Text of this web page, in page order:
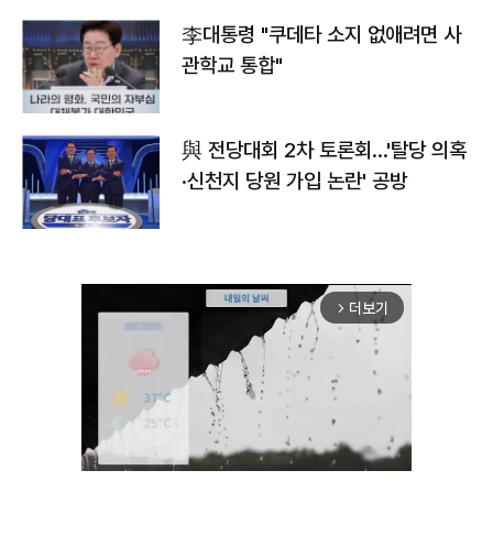
李대통령 "쿠데타 소지 없애려면 사
관학교 통합"
與 전당대회 2차 토론회…'탈당 의혹
·신천지 당원 가입 논란' 공방
arrow_forward_ios 더보기